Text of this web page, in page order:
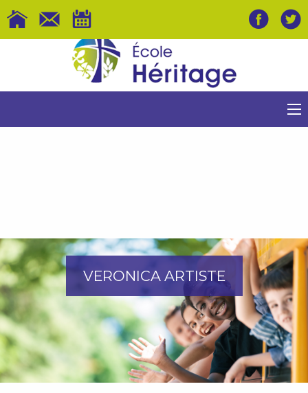
VERONICA ARTISTE